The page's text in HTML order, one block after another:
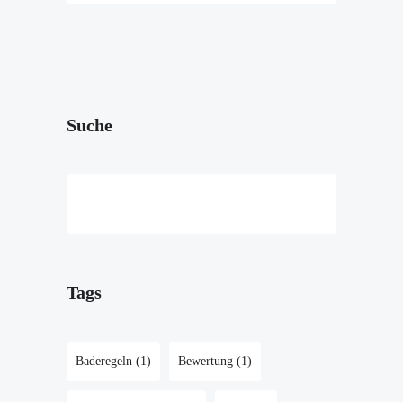
Suche
Tags
Baderegeln (1) Bewertung (1)